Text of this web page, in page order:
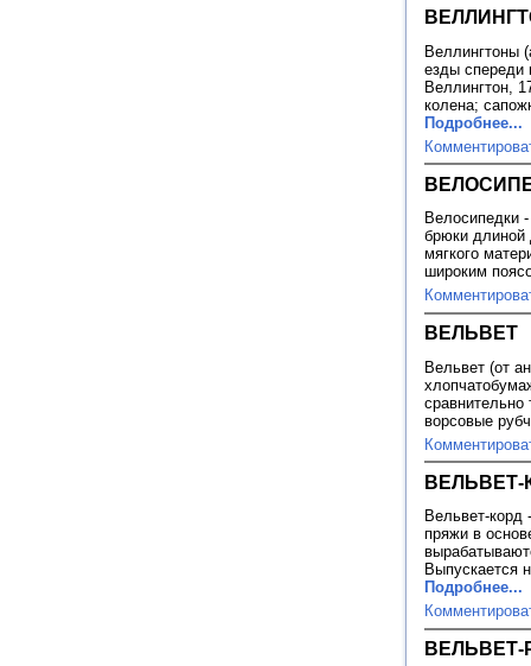
Веллингтоны
езды спереди
Веллингтон,
колена;
Подробнее...
Велосипедки
брюки длиной
мягкого
широким
ВЕЛЬВЕТ
Вельвет (от
сравнительно
ворсовые
ВЕЛЬВЕТ-
Вельвет-корд
пряжи в
Выпускается
Подробнее...
ВЕЛЬВЕТ-